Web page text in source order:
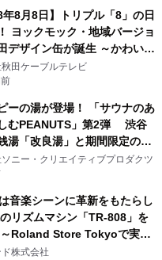
年8月8日】トリプル「8」の日
ヨックモック・地域バージョ
デザイン缶が誕生 ～かわいい
子犬と秋田の四季と名所を巡
ージ～ 9月1日(火)秋田県内で
田ケーブルテレビ
ーの湯が登場！ 「サウナのあ
むPEANUTS」第2弾 渋谷
湯「改良湯」と期間限定のコ
ション サウナイキタイコラ
も発売決定！
ニー・クリエイティブプロダクツ
音楽シーンに革新をもたらし
リズムマシン「TR-808」を
Roland Store Tokyoで実機
ての 記念キャンペーンを開
株式会社